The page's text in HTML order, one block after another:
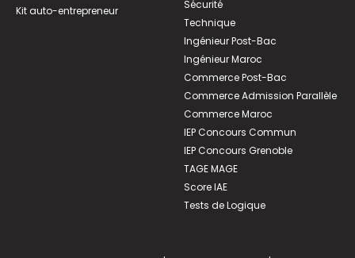
Kit auto-entrepreneur
Sécurité
Technique
Ingénieur Post-Bac
Ingénieur Maroc
Commerce Post-Bac
Commerce Admission Parallèle
Commerce Maroc
IEP Concours Commun
IEP Concours Grenoble
TAGE MAGE
Score IAE
Tests de Logique